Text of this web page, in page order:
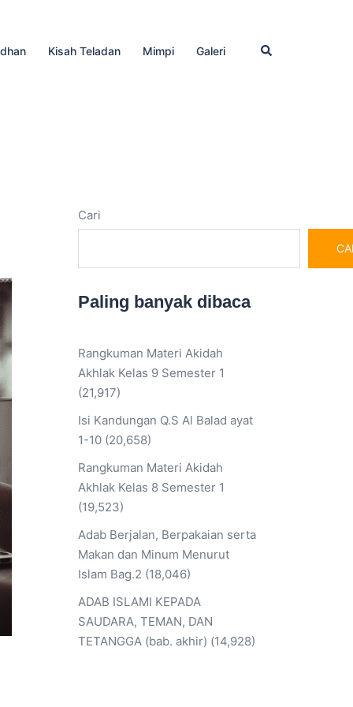
Kisah Teladan Mimpi Galeri Cari
Cari
Paling banyak dibaca
Rangkuman Materi Akidah
Akhlak Kelas 9 Semester 1
(21,917)
Isi Kandungan Q.S Al Balad ayat
1-10 (20,658)
Rangkuman Materi Akidah
Akhlak Kelas 8 Semester 1
(19,523)
Adab Berjalan, Berpakaian serta
Makan dan Minum Menurut
Islam Bag.2 (18,046)
ADAB ISLAMI KEPADA
SAUDARA, TEMAN, DAN
TETANGGA (bab. akhir) (14,928)